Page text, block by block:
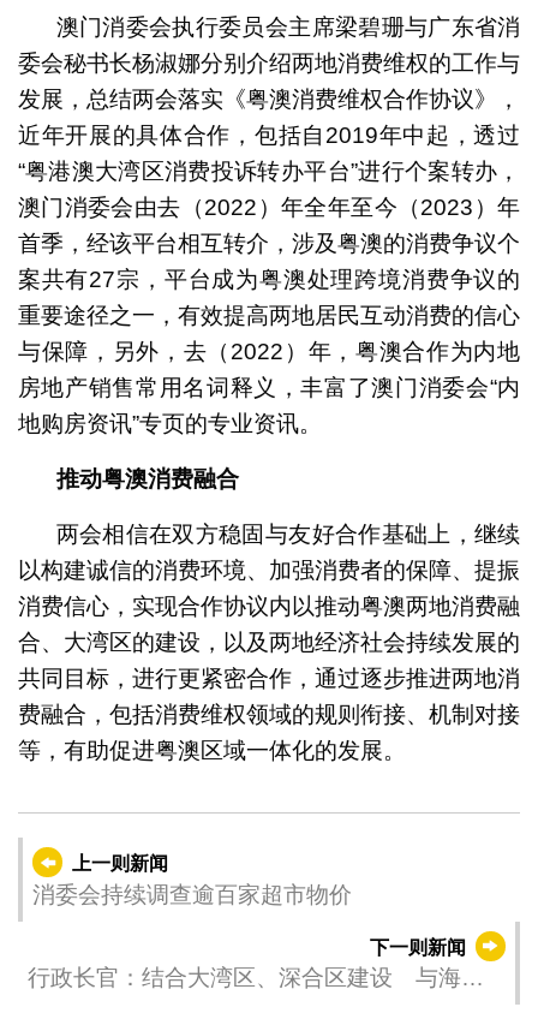
澳门消委会执行委员会主席梁碧珊与广东省消
委会秘书长杨淑娜分别介绍两地消费维权的工作与
发展，总结两会落实《粤澳消费维权合作协议》，
近年开展的具体合作，包括自2019年中起，透过
“粤港澳大湾区消费投诉转办平台”进行个案转办，
澳门消委会由去（2022）年全年至今（2023）年
首季，经该平台相互转介，涉及粤澳的消费争议个
案共有27宗，平台成为粤澳处理跨境消费争议的
重要途径之一，有效提高两地居民互动消费的信心
与保障，另外，去（2022）年，粤澳合作为内地
房地产销售常用名词释义，丰富了澳门消委会“内
地购房资讯”专页的专业资讯。
推动粤澳消费融合
两会相信在双方稳固与友好合作基础上，继续
以构建诚信的消费环境、加强消费者的保障、提振
消费信心，实现合作协议内以推动粤澳两地消费融
合、大湾区的建设，以及两地经济社会持续发展的
共同目标，进行更紧密合作，通过逐步推进两地消
费融合，包括消费维权领域的规则衔接、机制对接
等，有助促进粤澳区域一体化的发展。
上一则新闻
消委会持续调查逾百家超市物价
下一则新闻
行政长官：结合大湾区、深合区建设 与海外